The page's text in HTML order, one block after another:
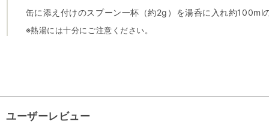
缶に添え付けのスプーン一杯（約2g）を湯呑に入れ約100ml
※熱湯には十分にご注意ください。
ユーザーレビュー